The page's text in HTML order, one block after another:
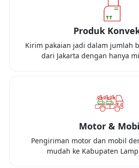
Produk
Kirim pakaian jadi dalam jumlah
dari Jakarta dengan hanya
Motor &
Pengiriman motor dan mobil
mudah ke Kabupaten